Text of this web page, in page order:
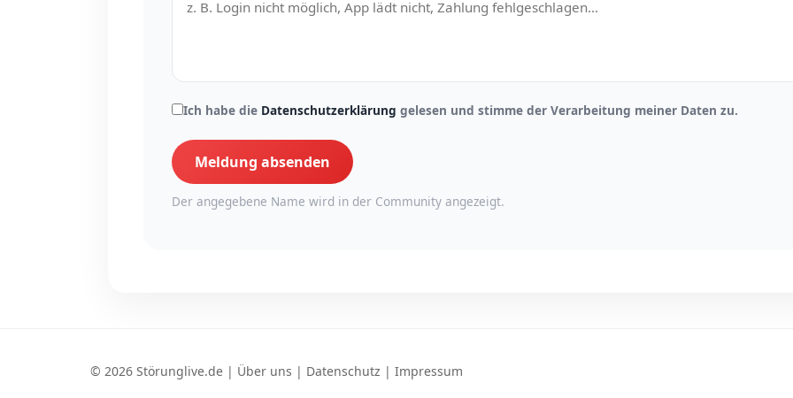
Ich habe die Datenschutzerklärung gelesen und stimme der Verarbeitung meiner Daten zu.
Meldung absenden
Der angegebene Name wird in der Community angezeigt.
© 2026 Störunglive.de | Über uns | Datenschutz | Impressum